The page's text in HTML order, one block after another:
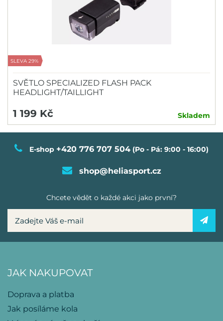
SLEVA 29%
SVĚTLO SPECIALIZED FLASH PACK
HEADLIGHT/TAILLIGHT
1 199 Kč Skladem
E-shop +420 776 707 504 (Po - Pá: 9:00 - 16:00)
shop@heliasport.cz
Chcete vědět o každé akci jako první?
JAK NAKUPOVAT
Doprava a platba
Jak posíláme kola